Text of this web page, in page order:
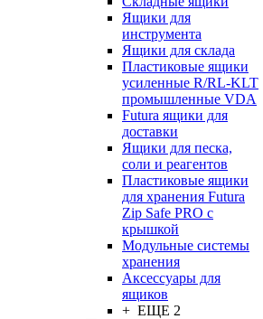
Ящики для
инструмента
Ящики для склада
Пластиковые ящики
усиленные R/RL-KLT
промышленные VDA
Futura ящики для
доставки
Ящики для песка,
соли и реагентов
Пластиковые ящики
для хранения Futura
Zip Safe PRO с
крышкой
Модульные системы
хранения
Аксессуары для
ящиков
+ ЕЩЕ 2